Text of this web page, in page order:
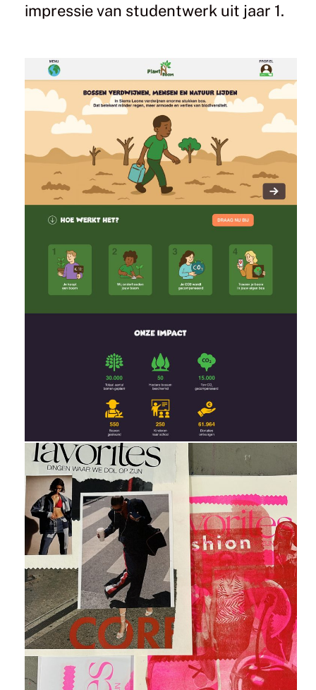
impressie van studentwerk uit jaar 1.